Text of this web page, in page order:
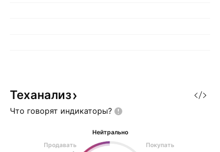
Теханализ
Что говорят индикаторы?
Нейтрально
Продавать
Покупать